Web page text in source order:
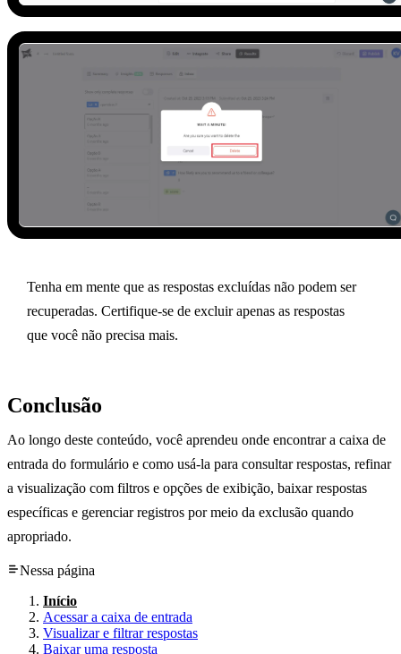
Tenha em mente que as respostas excluídas não podem ser
recuperadas. Certifique-se de excluir apenas as respostas
que você não precisa mais.
Conclusão
Ao longo deste conteúdo, você aprendeu onde encontrar a caixa de
entrada do formulário e como usá-la para consultar respostas, refinar
a visualização com filtros e opções de exibição, baixar respostas
específicas e gerenciar registros por meio da exclusão quando
apropriado.
Nessa página
Início
Acessar a caixa de entrada
Visualizar e filtrar respostas
Baixar uma resposta